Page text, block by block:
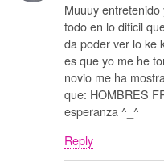
Muuuy
todo en lo dificil
da poder ver lo ke
es que yo me he
novio me ha
que: HOMBRES
esperanza ^_^
Reply